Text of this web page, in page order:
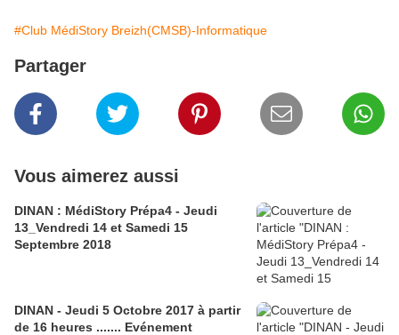
#Club MédiStory Breizh(CMSB)-Informatique
Partager
Vous aimerez aussi
DINAN : MédiStory Prépa4 - Jeudi
13_Vendredi 14 et Samedi 15
Septembre 2018
DINAN - Jeudi 5 Octobre 2017 à partir
de 16 heures ....... Evénement